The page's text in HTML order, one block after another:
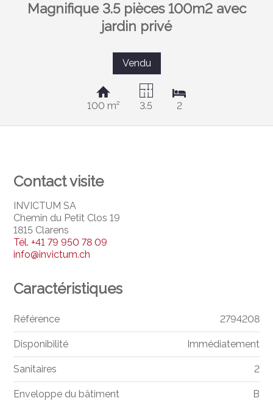
Magnifique 3.5 pièces 100m2 avec
jardin privé
Vendu
100 m² 3.5 2
Contact visite
INVICTUM SA
Chemin du Petit Clos 19
1815 Clarens
Tél.+41 79 950 78 09
info@invictum.ch
Caractéristiques
Référence 2794208
Disponibilité Immédiatement
Sanitaires 2
Enveloppe du bâtiment B